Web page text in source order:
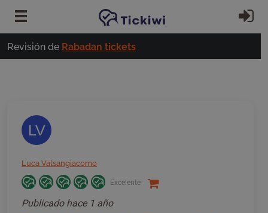
Revisión de Rabadan tickets
LV
Luca Valsangiacomo
Excelente
Publicado hace 1 año